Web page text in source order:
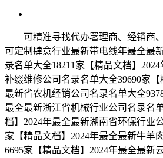
可精准寻找代办署理商、经销商
可定制肆意行业最新带电线年最全最
录名单大全18211家【精品文档】
补缀维修公司名录名单大全39690家
最新省农机经销公司名录名单大全
最全最新浙江省机械行业公司名录名
档】2024年最全最新湖南省环保行业
家【精品文档】2024年最全最新牛羊
6695家【精品文档】2024年最全最新